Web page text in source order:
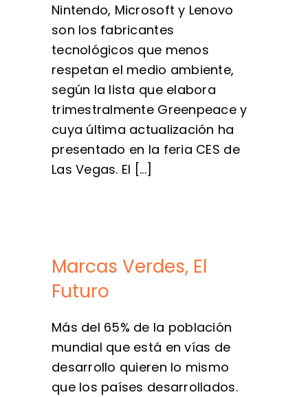
Nintendo, Microsoft y Lenovo
son los fabricantes
tecnológicos que menos
respetan el medio ambiente,
según la lista que elabora
trimestralmente Greenpeace y
cuya última actualización ha
presentado en la feria CES de
Las Vegas. El [...]
Marcas Verdes, El
Futuro
Más del 65% de la población
mundial que está en vías de
desarrollo quieren lo mismo
que los países desarrollados.